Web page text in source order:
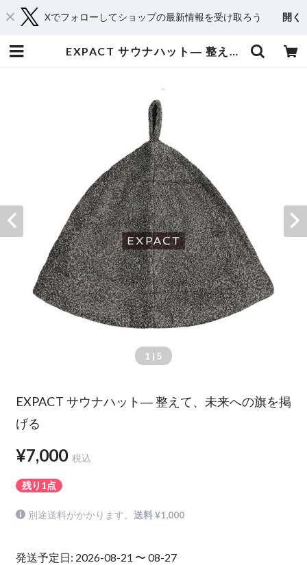
Xでフォローしてショップの最新情報を受け取ろう 開く
EXPACT サウナハット― 整えて、未来への旗を掲げる | EXPACT｜Raise Your Flag. Make an Impact.
1 | 5
EXPACT サウナハット― 整えて、未来への旗を掲
げる
¥7,000 税込
残り1点
別途送料がかかります。送料 ¥1,000
発送予定日: 2026-08-21 〜 08-27